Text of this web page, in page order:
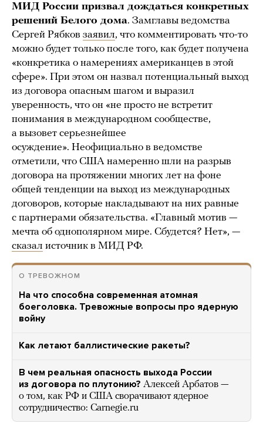
МИД России призвал дождаться конкретных
решений Белого дома. Замглавы ведомства
Сергей Рябков заявил, что комментировать что-то
можно будет только после того, как будет получена
«конкретика о намерениях американцев в этой
сфере». При этом он назвал потенциальный выход
из договора опасным шагом и выразил
уверенность, что он «не просто не встретит
понимания в международном сообществе,
а вызовет серьезнейшее
осуждение». Неофициально в ведомстве
отметили, что США намеренно шли на разрыв
договора на протяжении многих лет на фоне
общей тенденции на выход из международных
договоров, которые накладывают на них равные
с партнерами обязательства. «Главный мотив —
мечта об однополярном мире. Сбудется? Нет», —
сказал источник в МИД РФ.
О ТРЕВОЖНОМ
На что способна современная атомная
боеголовка. Тревожные вопросы про ядерную
войну
Как летают баллистические ракеты?
В чем реальная опасность выхода России
из договора по плутонию? Алексей Арбатов —
о том, как РФ и США сворачивают ядерное
сотрудничество: Carnegie.ru